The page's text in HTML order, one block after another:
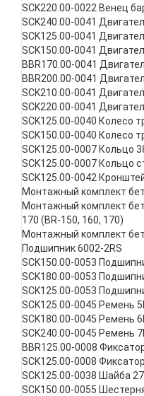
SCK220.00-0022 Венец
SCK240.00-0041
SCK125.00-0041
SCK150.00-0041
BBR170.00-0041
BBR200.00-0041
SCK210.00-0041
SCK220.00-0041
SCK125.00-0040 Колесо
SCK150.00-0040 Колесо
SCK125.00-0007 Кольцо
SCK125.00-0007 Кольцо
SCK125.00-0042
Монтажный комплект
Монтажный комплект
170 (BR-150, 160, 170)
Монтажный комплект
Подшипник 6002-2RS
SCK150.00-0053
SCK180.00-0053
SCK125.00-0053
SCK125.00-0045 Ремень
SCK180.00-0045 Ремень
SCK240.00-0045 Ремень
BBR125.00-0008
SCK125.00-0008
SCK125.00-0038 Шайба
SCK150.00-0055